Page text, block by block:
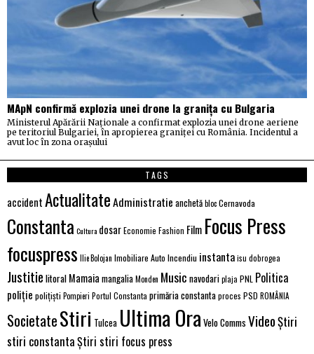
MApN confirmă explozia unei drone la granița cu Bulgaria
Ministerul Apărării Naționale a confirmat explozia unei drone aeriene
pe teritoriul Bulgariei, în apropierea graniței cu România. Incidentul a
avut loc în zona orașului
TAGS
accidentActualitateAdministratie anchetăblocCernavoda
Constanta Cultura dosarEconomie Fashion Film Focus Press
focuspress Ilie Bolojan Imobiliare Auto Incendiu instantaisu dobrogea
Justitie litoral Mamaia mangaliaMonden Music navodariplaja PNL Politica
poliție polițiști Pompieri Portul Constanta primăria constantaproces PSD ROMÂNIA
SocietateStiri Tulcea Ultima Ora Velo Comms VideoȘtiri
stiri constantaȘtiri stiri focus press